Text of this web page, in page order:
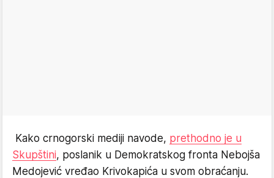
Kako crnogorski mediji navode, prethodno je u
Skupštini, poslanik u Demokratskog fronta Nebojša
Medojević vređao Krivokapića u svom obraćanju.